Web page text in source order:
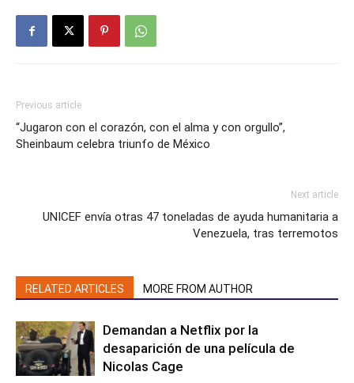
Previous article
“Jugaron con el corazón, con el alma y con orgullo”,
Sheinbaum celebra triunfo de México
Next article
UNICEF envía otras 47 toneladas de ayuda humanitaria a
Venezuela, tras terremotos
RELATED ARTICLES MORE FROM AUTHOR
Demandan a Netflix por la
desaparición de una película de
Nicolas Cage